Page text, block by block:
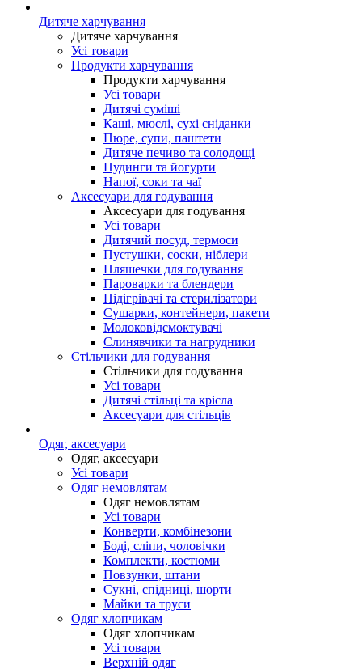
Дитяче харчування
Дитяче харчування
Усі товари
Продукти харчування
Продукти харчування
Усі товари
Дитячі суміші
Каші, мюслі, сухі сніданки
Пюре, супи, паштети
Дитяче печиво та солодощі
Пудинги та йогурти
Напої, соки та чаї
Аксесуари для годування
Аксесуари для годування
Усі товари
Дитячий посуд, термоси
Пустушки, соски, ніблери
Пляшечки для годування
Пароварки та блендери
Підігрівачі та стерилізатори
Сушарки, контейнери, пакети
Молоковідсмоктувачі
Слинявчики та нагрудники
Стільчики для годування
Стільчики для годування
Усі товари
Дитячі стільці та крісла
Аксесуари для стільців
Одяг, аксесуари
Одяг, аксесуари
Усі товари
Одяг немовлятам
Одяг немовлятам
Усі товари
Конверти, комбінезони
Боді, сліпи, чоловічки
Комплекти, костюми
Повзунки, штани
Сукні, спідниці, шорти
Майки та труси
Одяг хлопчикам
Одяг хлопчикам
Усі товари
Верхній одяг